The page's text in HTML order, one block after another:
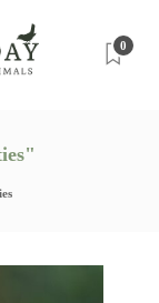
0